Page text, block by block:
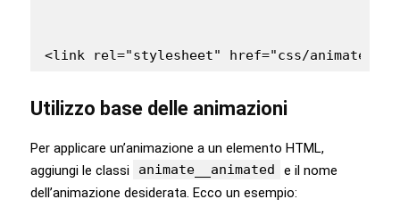
Utilizzo base delle animazioni
Per applicare un’animazione a un elemento HTML,
aggiungi le classi
animate__animated
e il nome
dell’animazione desiderata. Ecco un esempio: